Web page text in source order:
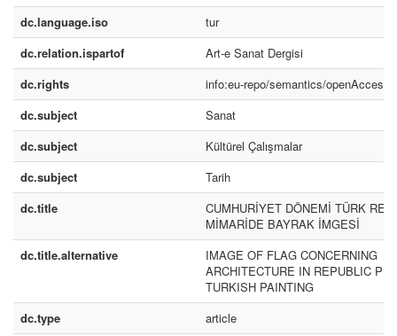
dc.language.iso
tur
dc.relation.ispartof
Art-e Sanat Dergisi
dc.rights
info:eu-repo/semantics/openAccess
dc.subject
Sanat
dc.subject
Kültürel Çalışmalar
dc.subject
Tarih
dc.title
CUMHURİYET DÖNEMİ TÜRK
MİMARİDE BAYRAK İMGESİ
dc.title.alternative
IMAGE OF FLAG CONCERNING
ARCHITECTURE IN REPUBLIC
TURKISH PAINTING
dc.type
article